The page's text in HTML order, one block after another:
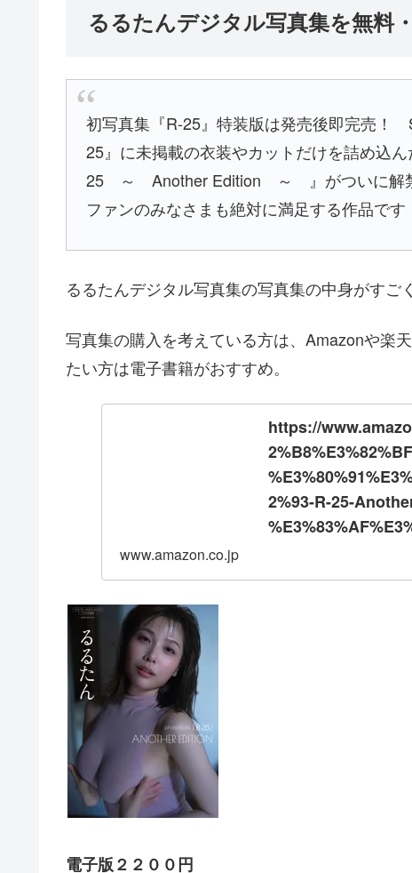
るるたんデジタル写真集を無料
初写真集『R-25』特装版は発売後即完売！
25』に未掲載の衣装やカットだけを詰め
25 ～ Another Edition ～ 』がついに解
ファンのみなさまも絶対に満足する作品です
るるたんデジタル写真集の写真集の中身がすご
写真集の購入を考えている方は、Amazonや楽
たい方は電子書籍がおすすめ。
https://
2%93-R-25-
www.amazon.co.jp
電子版２２００円